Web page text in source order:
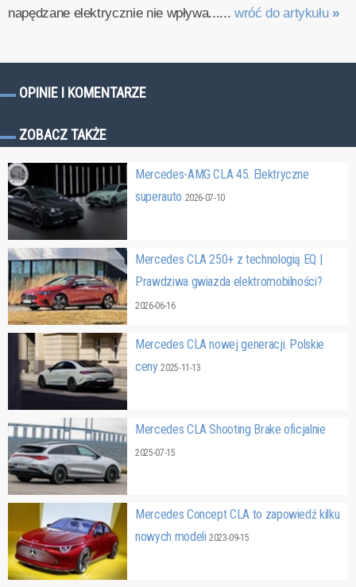
napędzane elektrycznie nie wpływa...... wróć do artykułu »
OPINIE I KOMENTARZE
ZOBACZ TAKŻE
Mercedes-AMG CLA 45. Elektryczne
superauto 2026-07-10
Mercedes CLA 250+ z technologią EQ |
Prawdziwa gwiazda elektromobilności?
2026-06-16
Mercedes CLA nowej generacji. Polskie
ceny2025-11-13
Mercedes CLA Shooting Brake oficjalnie
2025-07-15
Mercedes Concept CLA to zapowiedź kilku
nowych modeli2023-09-15